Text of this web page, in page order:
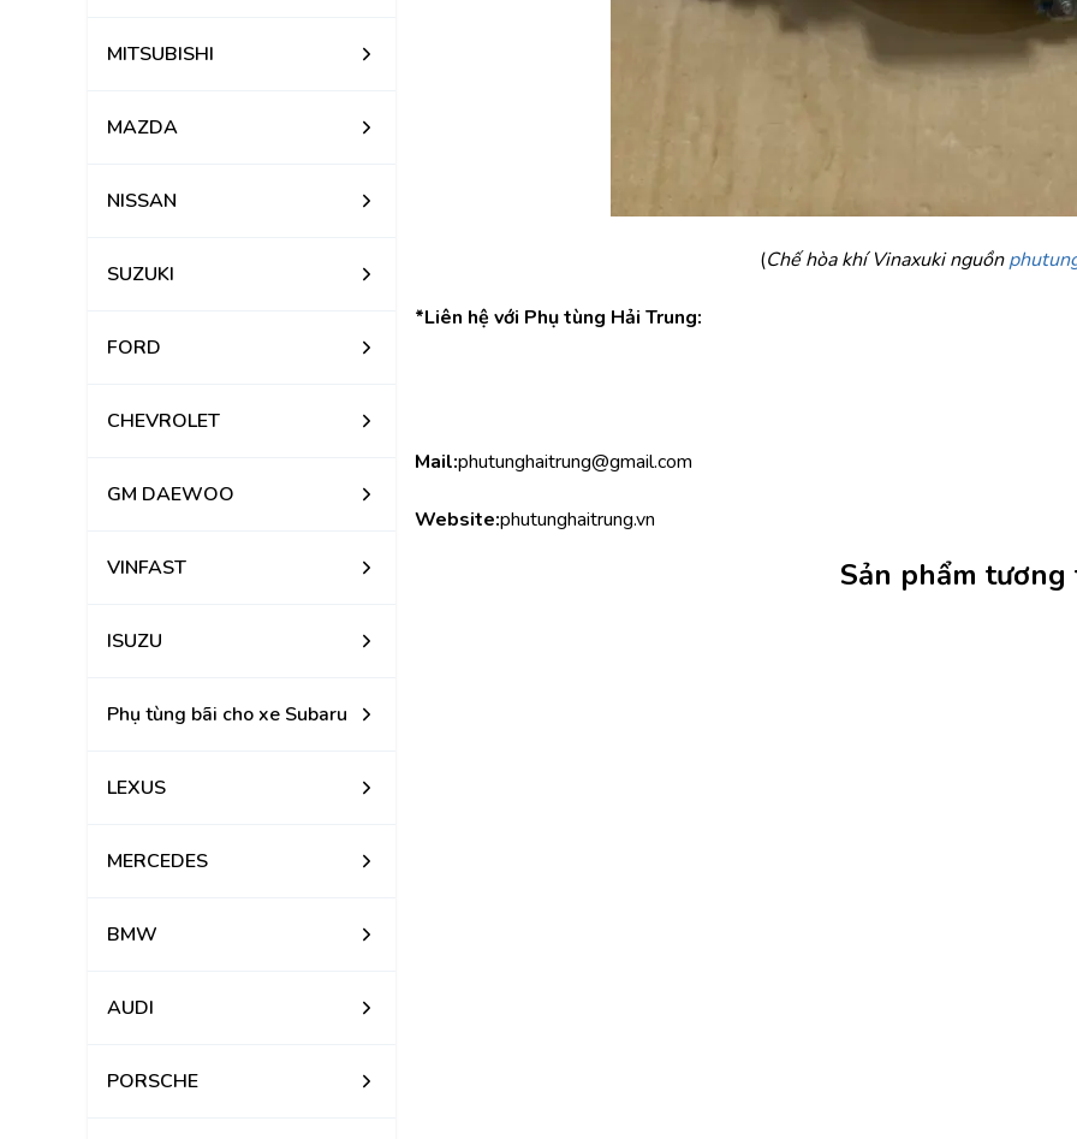
MITSUBISHI
MAZDA
NISSAN
SUZUKI
FORD
CHEVROLET
GM DAEWOO
VINFAST
ISUZU
Phụ tùng bãi cho xe Subaru
LEXUS
MERCEDES
BMW
AUDI
PORSCHE
(Chế hòa khí Vinaxuki nguồn
*Liên hệ với Phụ tùng Hải Trung:
Mail:phutunghaitrung@gmail.com
Website:phutunghaitrung.vn
Sản phẩm tương